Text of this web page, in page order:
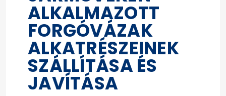
ALKALMAZOTT
FORGÓVÁZAK
ALKATRÉSZEINEK
SZÁLLÍTÁSA ÉS
JAVÍTÁSA